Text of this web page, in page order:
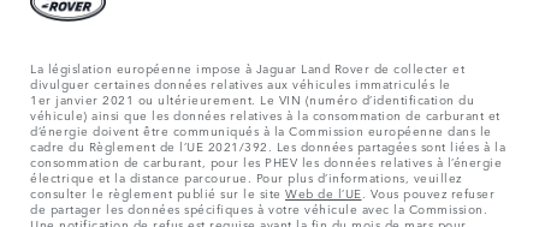
La législation européenne impose à Jaguar Land Rover de collecter et
divulguer certaines données relatives aux véhicules immatriculés le
1er janvier 2021 ou ultérieurement. Le VIN (numéro d’identification du
véhicule) ainsi que les données relatives à la consommation de carburant et
d’énergie doivent être communiqués à la Commission européenne dans le
cadre du Règlement de l’UE 2021/392. Les données partagées sont liées à la
consommation de carburant, pour les PHEV les données relatives à l’énergie
électrique et la distance parcourue. Pour plus d’informations, veuillez
consulter le règlement publié sur le site Web de l’UE. Vous pouvez refuser
de partager les données spécifiques à votre véhicule avec la Commission.